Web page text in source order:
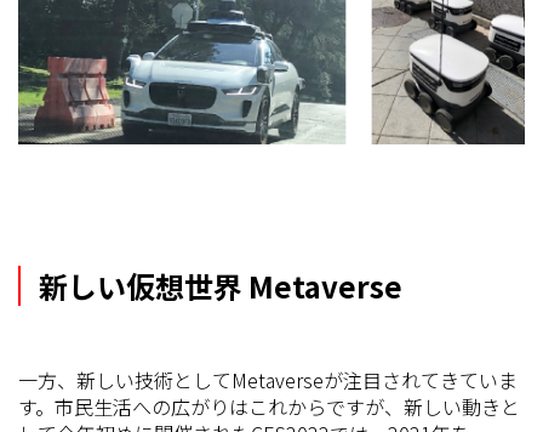
新しい仮想世界 Metaverse
一方、新しい技術としてMetaverseが注目されてきていま
す。市民生活への広がりはこれからですが、新しい動きと